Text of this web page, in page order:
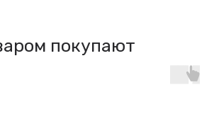
покупают